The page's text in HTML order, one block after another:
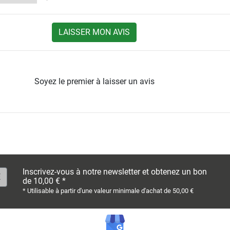
LAISSER MON AVIS
Soyez le premier à laisser un avis
Inscrivez-vous à notre newsletter et obtenez un bon
de 10,00 € *
* Utilisable à partir d'une valeur minimale d'achat de 50,00 €